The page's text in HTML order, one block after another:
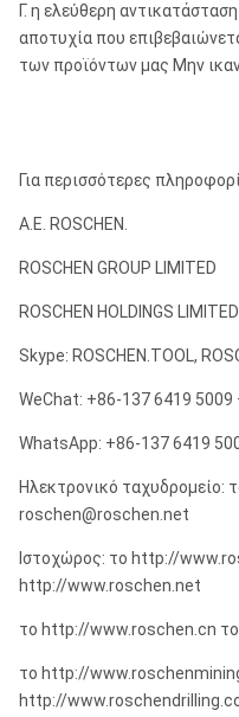
Γ. η ελεύθερη
αποτυχία που
των προϊόντων μας Μην
Για περισσότερες
Α.Ε. ROSCHEN.
ROSCHEN GROUP LIMITED
ROSCHEN HOLDINGS LIMITED
Skype: ROSCHEN.TOOL,
WeChat: +86-137 6419
WhatsApp: +86-137 6419
Ηλεκτρονικό
roschen@roschen.net
Ιστοχώρος: το http://
http://www.roschen.net
το http://www.roschen.cn
το http://
http://